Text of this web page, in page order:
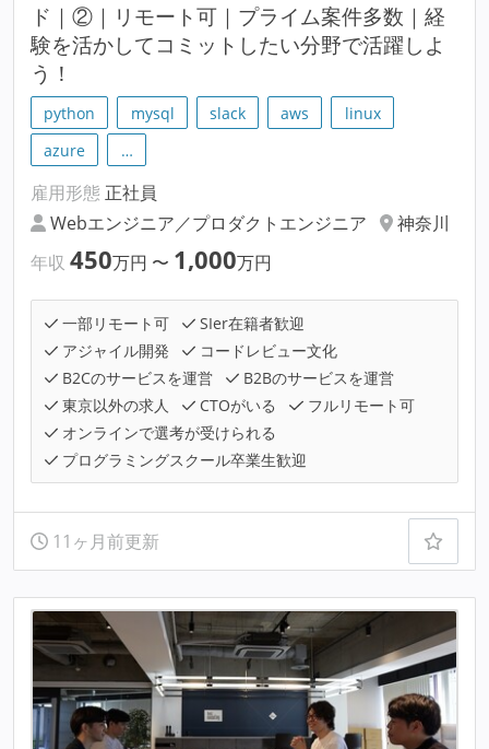
ド｜②｜リモート可｜プライム案件多数｜経
験を活かしてコミットしたい分野で活躍しよ
う！
python mysql slack aws
linux
azure
…
雇用形態 正社員
Webエンジニア／プロダクトエンジニア
神奈川
年収 450万円 〜 1,000万円
一部リモート可
SIer在籍者歓迎
アジャイル開発
コードレビュー文化
B2Cのサービスを運営
B2Bのサービスを運営
東京以外の求人
CTOがいる
フルリモート可
オンラインで選考が受けられる
プログラミングスクール卒業生歓迎
11ヶ月前更新